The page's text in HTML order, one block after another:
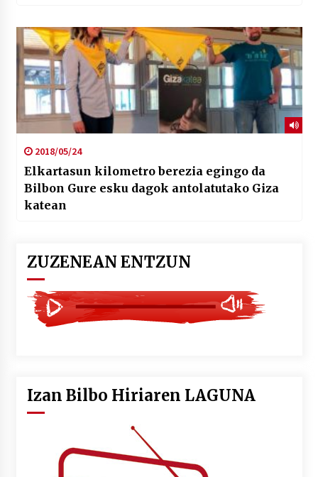
2018/05/24
Elkartasun kilometro berezia egingo da
Bilbon Gure esku dagok antolatutako Giza
katean
ZUZENEAN ENTZUN
Izan Bilbo Hiriaren LAGUNA